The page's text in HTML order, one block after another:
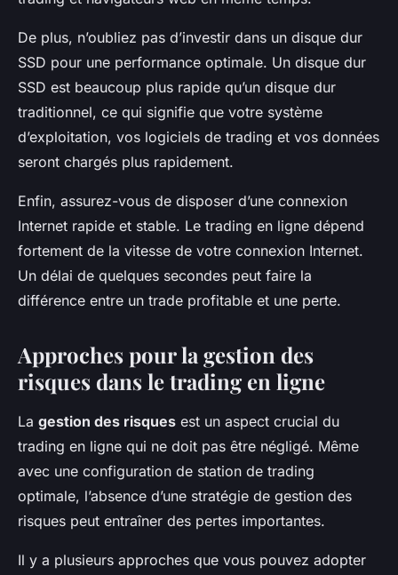
De plus, n’oubliez pas d’investir dans un disque dur
SSD pour une performance optimale. Un disque dur
SSD est beaucoup plus rapide qu’un disque dur
traditionnel, ce qui signifie que votre système
d’exploitation, vos logiciels de trading et vos données
seront chargés plus rapidement.
Enfin, assurez-vous de disposer d’une connexion
Internet rapide et stable. Le trading en ligne dépend
fortement de la vitesse de votre connexion Internet.
Un délai de quelques secondes peut faire la
différence entre un trade profitable et une perte.
Approches pour la gestion des
risques dans le trading en ligne
La gestion des risques est un aspect crucial du
trading en ligne qui ne doit pas être négligé. Même
avec une configuration de station de trading
optimale, l’absence d’une stratégie de gestion des
risques peut entraîner des pertes importantes.
Il y a plusieurs approches que vous pouvez adopter